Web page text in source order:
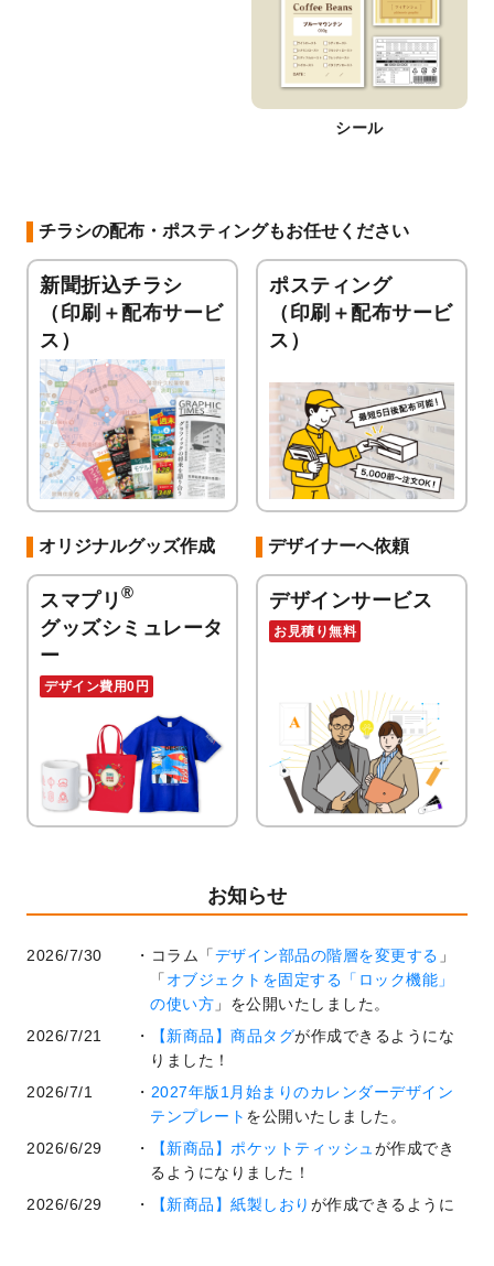
シール
チラシの配布・ポスティングもお任せください
新聞折込チラシ
（印刷＋配布サービ
ス）
ポスティング
（印刷＋配布サービ
ス）
オリジナルグッズ作成
スマプリ ®
グッズシミュレータ
ー
デザイン費用0円
デザイナーへ依頼
デザインサービス
お見積り無料
お知らせ
2026/7/30 コラム「デザイン部品の階層を変更する 」
「 オブジェクトを固定する「ロック機能」
の使い方 」を公開いたしました。
2026/7/21
【新商品】商品タグが作成できるようにな
りました！
2026/7/1
2027年版1月始まりのカレンダーデザイン
テンプレート を公開いたしました。
2026/6/29
【新商品】ポケットティッシュが作成でき
るようになりました！
2026/6/29
【新商品】紙製しおり が作成できるように